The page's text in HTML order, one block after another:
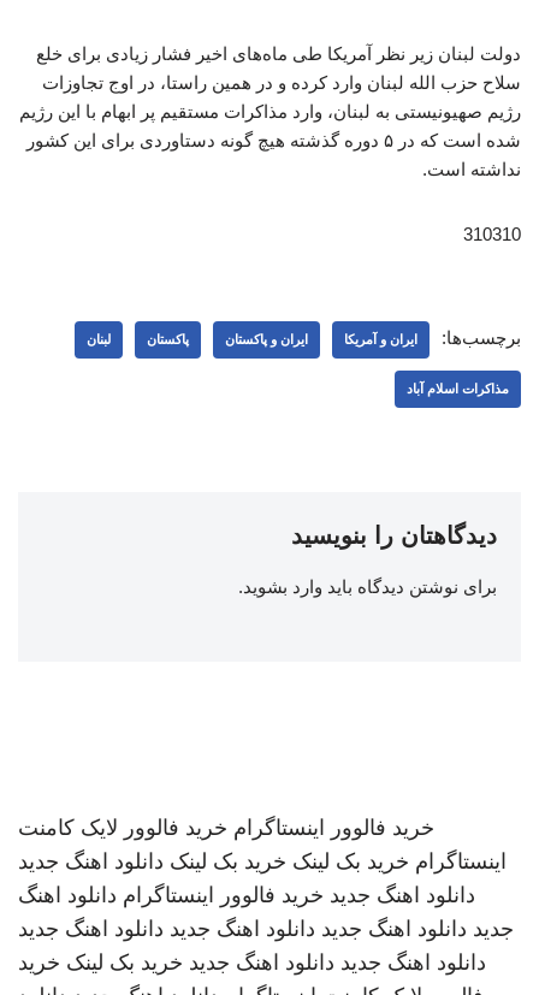
دولت لبنان زیر نظر آمریکا طی ماه‌های اخیر فشار زیادی برای خلع
سلاح حزب الله لبنان وارد کرده و در همین راستا، در اوج تجاوزات
رژیم صهیونیستی به لبنان، وارد مذاکرات مستقیم پر ابهام با این رژیم
شده است که در ۵ دوره گذشته هیچ گونه دستاوردی برای این کشور
نداشته است.
310310
برچسب‌ها: ایران و آمریکا ایران و پاکستان پاکستان لبنان
مذاکرات اسلام آباد
دیدگاهتان را بنویسید
برای نوشتن دیدگاه باید وارد بشوید.
خرید فالوور اینستاگرام خرید فالوور لایک کامنت
اینستاگرام خرید بک لینک خرید بک لینک دانلود اهنگ جدید
دانلود اهنگ جدید خرید فالوور اینستاگرام دانلود اهنگ
جدید دانلود اهنگ جدید دانلود اهنگ جدید دانلود اهنگ جدید
دانلود اهنگ جدید دانلود اهنگ جدید خرید بک لینک خرید